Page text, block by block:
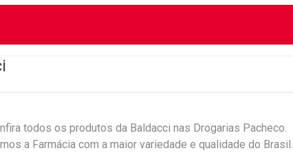
todos os produtos da Baldacci nas Drogarias Pacheco.
a Farmácia com a maior variedade e qualidade do Brasil.